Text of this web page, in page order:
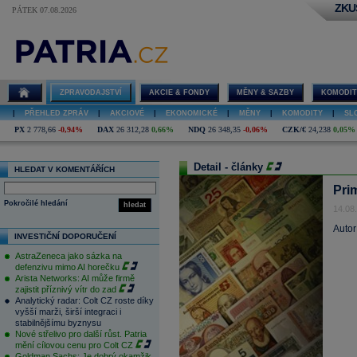
PÁTEK 07.08.2026
ZPRAVODAJSTVÍ AKCIE & FONDY MĚNY & SAZBY
PŘEHLED ZPRÁV AKCIOVÉ EKONOMICKÉ MĚNY KOMODITY
PX 2 778,66 -0,94% DAX 26 312,28 0,66% NDQ 26 348,35 -0,06% CZK/€ 24,238 0,05%
HLEDAT V KOMENTÁŘÍCH
hledat
Pokročilé hledání
INVESTIČNÍ DOPORUČENÍ
AstraZeneca jako sázka na
defenzivu mimo AI horečku
Arista Networks: AI může firmě
zajistit příznivý vítr do zad
Analytický radar: Colt CZ roste díky
vyšší marži, širší integraci i
stabilnějšímu byznysu
Nové střelivo pro další růst. Patria
mění cílovou cenu pro Colt CZ
Detail - články